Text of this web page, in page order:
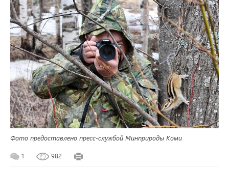
Фото предоставлено пресс-службой Минприроды Коми
1 982